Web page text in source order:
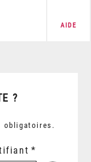
AIDE
?
obligatoires.